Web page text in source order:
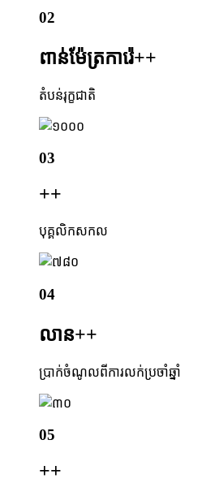
02
ពាន់ម៉ែត្រការ៉េ++
តំបន់រុក្ខជាតិ
03
++
បុគ្គលិកសកល
04
លាន++
ប្រាក់ចំណូលពីការលក់ប្រចាំឆ្នាំ
05
++